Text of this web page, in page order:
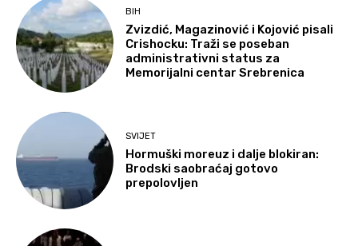
BIH
Zvizdić, Magazinović i Kojović pisali
Crishocku: Traži se poseban
administrativni status za
Memorijalni centar Srebrenica
SVIJET
Hormuški moreuz i dalje blokiran:
Brodski saobraćaj gotovo
prepolovljen